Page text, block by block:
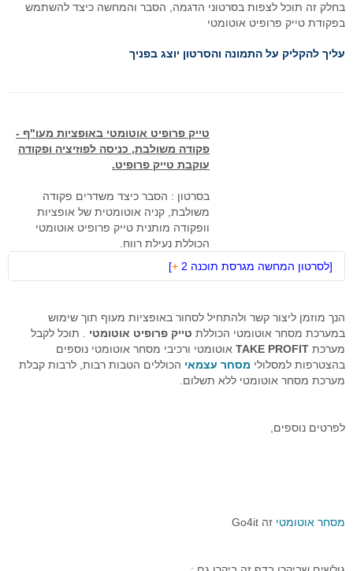
בחלק זה תוכל לצפות בסרטוני הדגמה, הסבר והמחשה כיצד להשתמש
בפקודת טייק פרופיט אוטומטי
עליך להקליק על התמונה והסרטון יוצג בפניך
טייק פרופיט אוטומטי באופציות מעו"ף -
פקודה משולבת, כניסה לפוזיציה ופקודה
עוקבת טייק פרופיט.
בסרטון : הסבר כיצד משדרים פקודה
משולבת, קניה אוטומטית של אופציות
וופקודה מותנית טייק פרופיט אוטומטי
הכוללת נעילת רווח.
[לסרטון המחשה מגרסת תוכנה 2 +
]
פועל.
הנך מוזמן ליצור קשר ולהתחיל לסחור באופציות מעוף תוך שימוש
במערכת מסחר אוטומטי הכוללת טייק פרופיט אוטומטי
. תוכל לקבל
מערכת TAKE PROFIT אוטומטי ורכיבי מסחר אוטומטי נוספים
בהצטרפות למסלולי מסחר עצמאי הכוללים הטבות רבות, לרבות קבלת
מערכת מסחר אוטומטי ללא תשלום.
לפרטים נוספים,
מסחר אוטומטי זה Go4it
אינדיקטורים
טייק פרופיט אוטומטי במעוף
פקודות עוקבות באופציות מעוף
אסטרטגיות מסחר אוטומטי במעוף
מסחר אוטומטי בהתניית התשואה
סימולאטור מסחר בבורסה
פיתוחים אישים - רובוטי מסחר
בוטיק לפתרונות תוכנה
דרישות מערכת המסחר
ניהול תיקים